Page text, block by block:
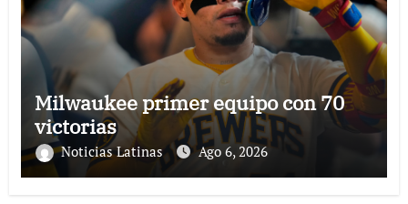
Milwaukee primer equipo con 70
victorias
Noticias Latinas Ago 6, 2026